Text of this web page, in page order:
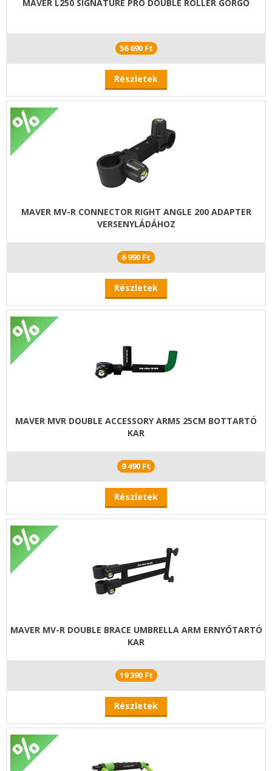
MAVER L250 SIGNATURE PRO DOUBLE ROLLER GÖRGŐ
56 690 Ft
Részletek
MAVER MV-R CONNECTOR RIGHT ANGLE 200 ADAPTER
VERSENYLÁDÁHOZ
6 990 Ft
Részletek
MAVER MVR DOUBLE ACCESSORY ARMS 25CM BOTTARTÓ
KAR
9 490 Ft
Részletek
MAVER MV-R DOUBLE BRACE UMBRELLA ARM ERNYŐTARTÓ
KAR
19 390 Ft
Részletek